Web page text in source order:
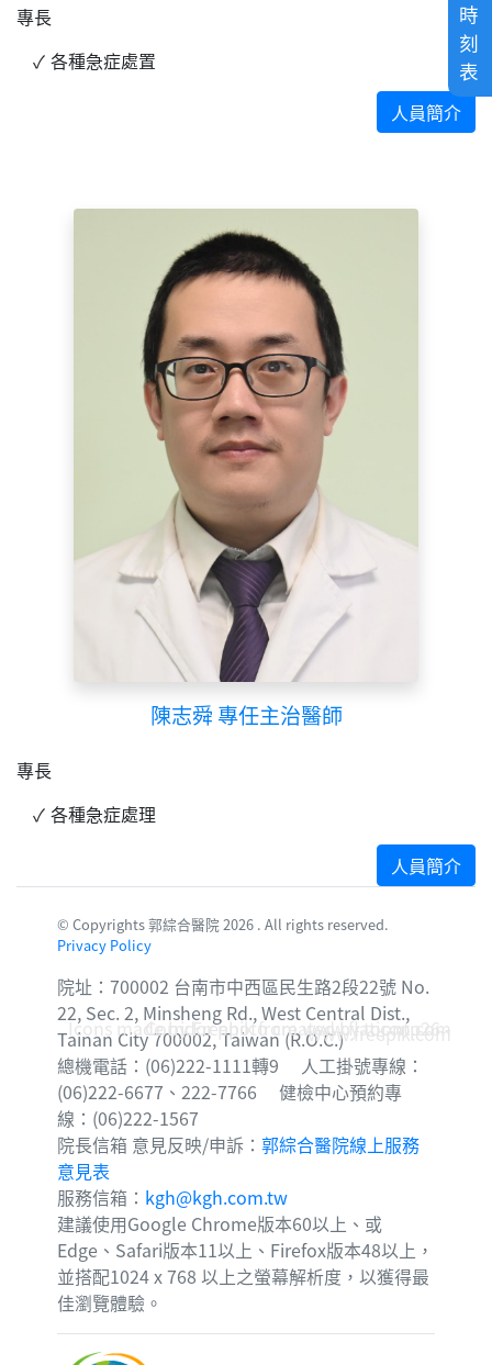
專長
各種急症處置
人員簡介
陳志舜 專任主治醫師
專長
各種急症處理
人員簡介
© Copyrights 郭綜合醫院 2026 . All rights reserved.
Privacy Policy
院址：700002 台南市中西區民生路2段22號 No.
22, Sec. 2, Minsheng Rd., West Central Dist.,
Tainan City 700002, Taiwan (R.O.C.)
總機電話：(06)222-1111轉9 人工掛號專線：
(06)222-6677、222-7766 健檢中心預約專
線：(06)222-1567
院長信箱 意見反映/申訴：郭綜合醫院線上服務
意見表
服務信箱： kgh@kgh.com.tw
建議使用Google Chrome版本60以上、或
Edge、Safari版本11以上、Firefox版本48以上，
並搭配1024 x 768 以上之螢幕解析度，以獲得最
佳瀏覽體驗。
Icons made byFreepikfromwww.flaticon.com
Corridor photo created by topntp26 -
www.freepik.com
時
刻
表